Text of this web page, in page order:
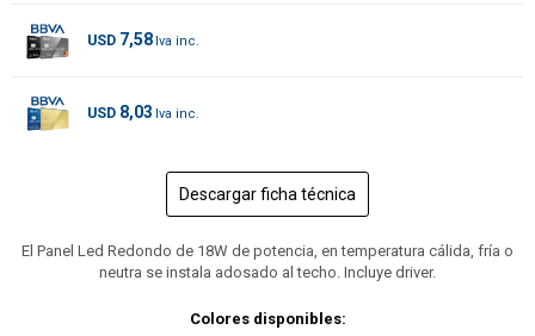
USD 7,58
USD 8,03
Descargar ficha técnica
El Panel Led Redondo de 18W de potencia, en temperatura cálida, fría o
neutra se instala adosado al techo. Incluye driver.
Colores disponibles: